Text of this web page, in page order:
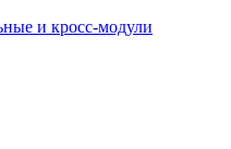
и кросс-модули